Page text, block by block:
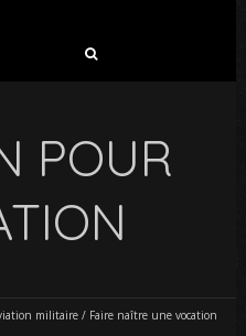
POUR
militaire/ Faire naître une vocation